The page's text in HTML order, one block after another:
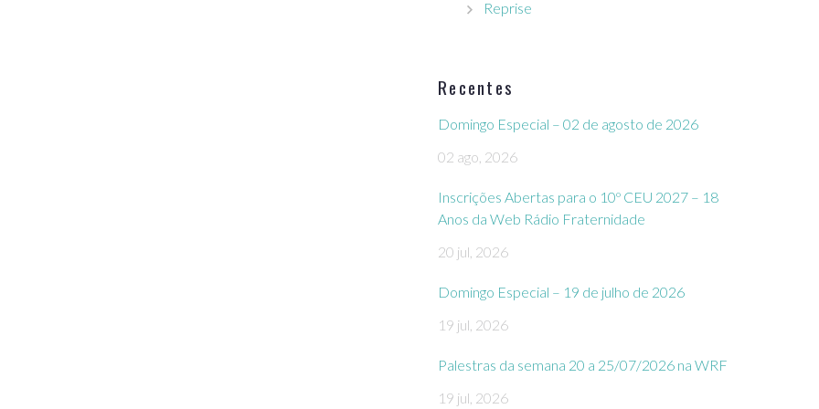
Reprise
Recentes
Domingo Especial – 02 de agosto de 2026
02 ago, 2026
Inscrições Abertas para o 10º CEU 2027 – 18
Anos da Web Rádio Fraternidade
20 jul, 2026
Domingo Especial – 19 de julho de 2026
19 jul, 2026
Palestras da semana 20 a 25/07/2026 na WRF
19 jul, 2026